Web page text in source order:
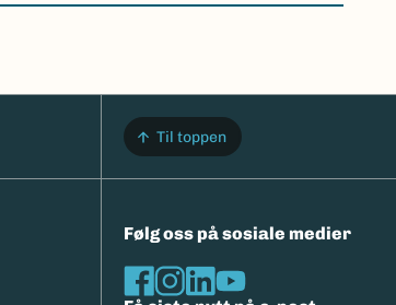
Til toppen
Følg oss på sosiale medier